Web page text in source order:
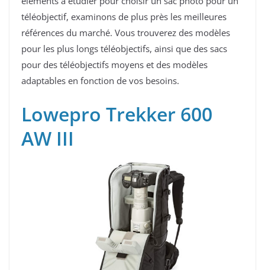
téléobjectif, examinons de plus près les meilleures
références du marché. Vous trouverez des modèles
pour les plus longs téléobjectifs, ainsi que des sacs
pour des téléobjectifs moyens et des modèles
adaptables en fonction de vos besoins.
Lowepro Trekker 600
AW III